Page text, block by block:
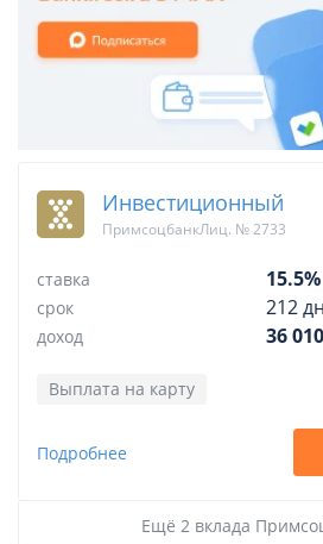
Инвестиционный
ПримсоцбанкЛиц. № 2733
15.5%
ставка
212
срок
36
доход
Выплата на карту
Подробнее
Ещё 2 вклада